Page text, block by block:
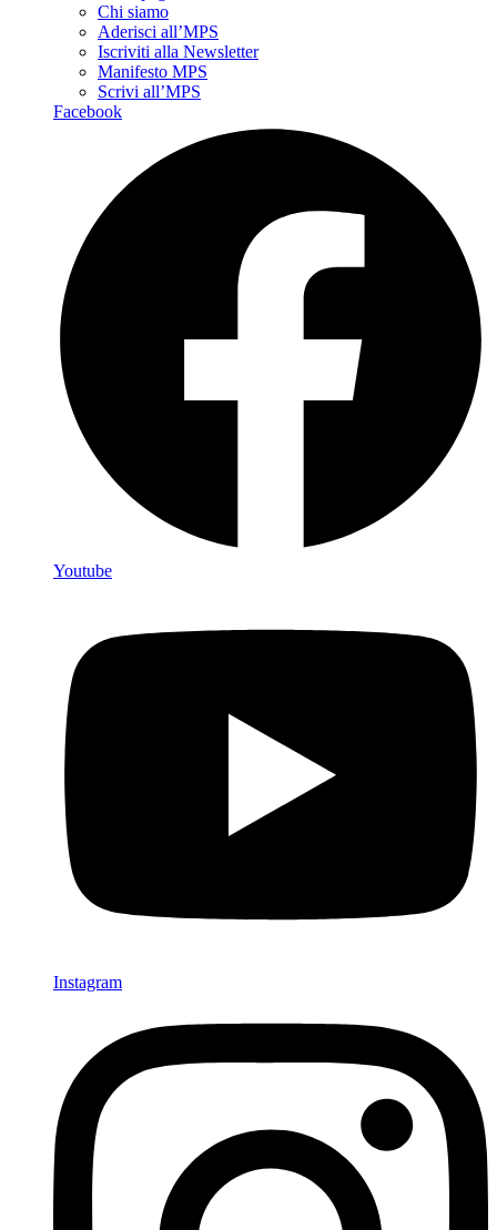
Chi siamo
Aderisci all’MPS
Iscriviti alla Newsletter
Manifesto MPS
Scrivi all’MPS
Facebook
Youtube
Instagram